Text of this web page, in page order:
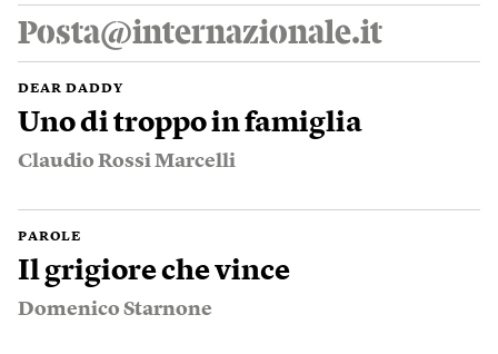
Posta@internazionale.it
DEAR DADDY
Uno di troppo in famiglia
Claudio Rossi Marcelli
PAROLE
Il grigiore che vince
Domenico Starnone